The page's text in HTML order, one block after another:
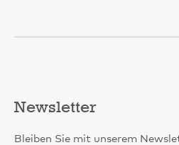
Newsletter
Bleiben Sie mit unserem